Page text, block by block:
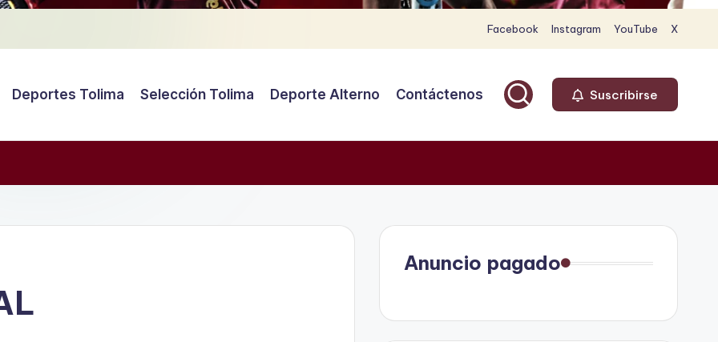
Facebook Instagram YouTube X
Deportes Tolima Selección Tolima Deporte Alterno Contáctenos Suscribirse
Anuncio pagado